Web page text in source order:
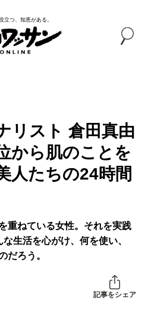
立つ、知恵がある。
リスト 倉田真由
から肌のことを
人たちの24時間
重ねている女性。それを実践
生活を心がけ、何を使い、
だろう。
記事をシェア